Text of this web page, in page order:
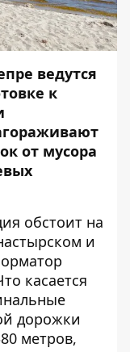
ведутся
к
от мусора
обстоит на
и
касается
дорожки
метров,